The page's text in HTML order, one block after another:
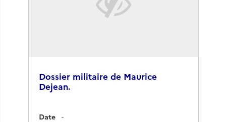
Dossier militaire de Maurice
Dejean.
Date
-